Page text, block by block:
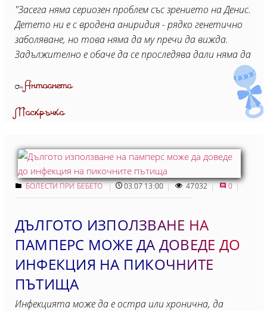
"Засега няма сериозен проблем със зрението на Денис.
Детето ни е с вродена аниридия - рядко генетично
заболяване, но това няма да му пречи да вижда.
Задължително е обаче да се проследява дали няма да
От Антоанета
Маскръчка
БОЛЕСТИ ПРИ БЕБЕТО 03.07 13:00 47032 0
ДЪЛГОТО ИЗПОЛЗВАНЕ НА
ПАМПЕРС МОЖЕ ДА ДОВЕДЕ ДО
ИНФЕКЦИЯ НА ПИКОЧНИТЕ
ПЪТИЩА
Инфекцията може да е остра или хронична, да